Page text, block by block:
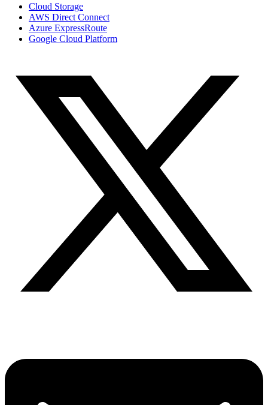
Cloud Storage
AWS Direct Connect
Azure ExpressRoute
Google Cloud Platform